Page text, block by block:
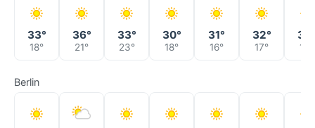
33°
18°
36°
21°
33°
23°
30°
18°
31°
16°
32°
17° 19°
Berlin